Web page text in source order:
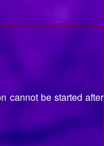
cannot be started after